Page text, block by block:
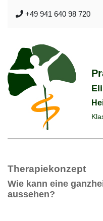
+49 941 640 98 720
Therapiekonzept
Wie kann eine
aussehen?